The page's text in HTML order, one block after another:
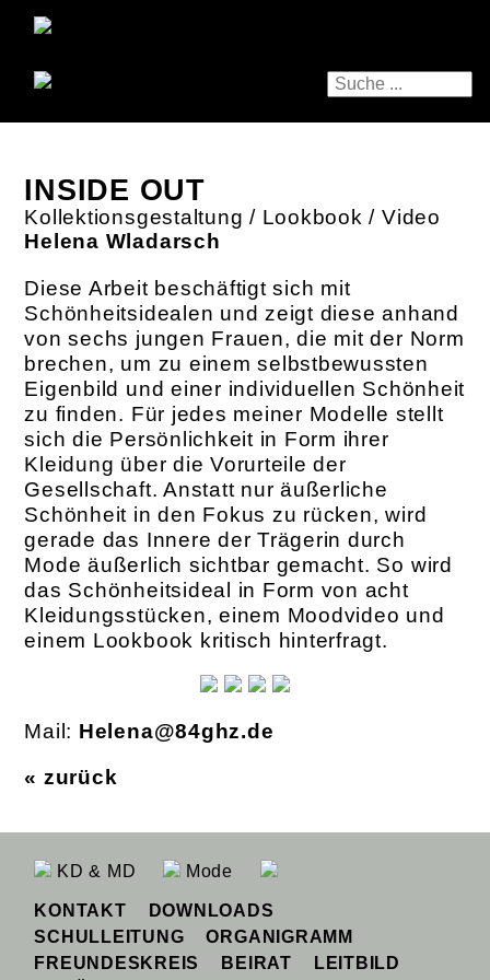
INSIDE OUT
Kollektionsgestaltung / Lookbook / Video
Helena Wladarsch
Diese Arbeit beschäftigt sich mit
Schönheitsidealen und zeigt diese anhand
von sechs jungen Frauen, die mit der Norm
brechen, um zu einem selbstbewussten
Eigenbild und einer individuellen Schönheit
zu finden. Für jedes meiner Modelle stellt
sich die Persönlichkeit in Form ihrer
Kleidung über die Vorurteile der
Gesellschaft. Anstatt nur äußerliche
Schönheit in den Fokus zu rücken, wird
gerade das Innere der Trägerin durch
Mode äußerlich sichtbar gemacht. So wird
das Schönheitsideal in Form von acht
Kleidungsstücken, einem Moodvideo und
einem Lookbook kritisch hinterfragt.
Mail: Helena@84ghz.de
« zurück
KD & MD Mode
KONTAKT
DOWNLOADS
SCHULLEITUNG
ORGANIGRAMM
FREUNDESKREIS
BEIRAT LEITBILD